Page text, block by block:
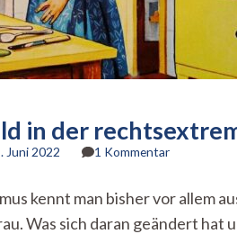
in der
Juni 2022 1 Kommentarzu
in
der
kennt man bisher vor allem
Was sich daran geändert